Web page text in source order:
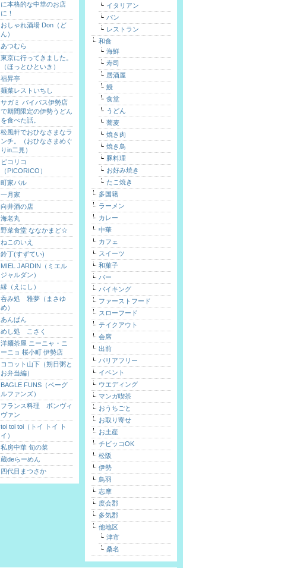
に本格的な中華のお店
に！
おしゃれ酒場 Don（ど
ん）
あつむら
東京に行ってきました。
（ほっとひといき）
福昇亭
麺菜レストいちし
サガミ バイパス伊勢店
で期間限定の伊勢うどん
を食べた話。
松風軒でおひなさまなラ
ンチ。（おひなさまめぐ
りin二見）
ピコリコ
（PICORICO）
町家バル
一月家
向井酒の店
海老丸
野菜食堂 ななかまど☆
ねこのいえ
鈴丁(すずてい)
MIEL JARDIN（ミエル
ジャルダン）
縁（えにし）
呑み処 雅夢（まさゆ
め）
あんぱん
めし処 こさく
洋麺茶屋 ニーニャ・ニ
ーニョ 桜小町 伊勢店
ココット山下（朔日粥と
お弁当編）
BAGLE FUNS（ベーグ
ルファンズ）
フランス料理 ボンヴィ
ヴァン
toi toi toi（トイ トイ ト
イ）
私房中華 旬の菜
蔵deらーめん
四代目まつさか
イタリアン
パン
レストラン
和食
海鮮
寿司
居酒屋
鰻
食堂
うどん
蕎麦
焼き肉
焼き鳥
豚料理
お好み焼き
たこ焼き
多国籍
ラーメン
カレー
中華
カフェ
スイーツ
和菓子
バー
バイキング
ファーストフード
スローフード
テイクアウト
会席
出前
バリアフリー
イベント
ウエディング
マンガ喫茶
おうちごと
お取り寄せ
お土産
チビッコOK
松阪
伊勢
鳥羽
志摩
度会郡
多気郡
他地区
津市
桑名